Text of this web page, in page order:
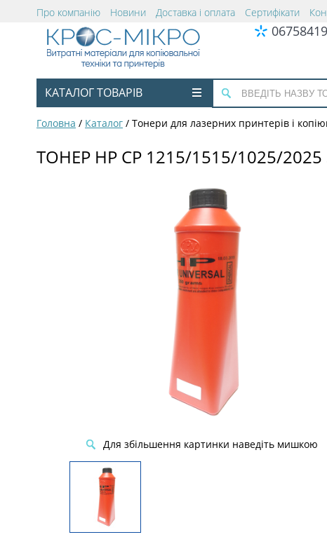
Про компанію Новини Доставка і оплата Сертифікати
КАТАЛОГ ТОВАРІВ
Головна / Каталог / Тонери для лазерних принтерів і
ТОНЕР HP CP 1215/1515/1025/2025
Для збільшення картинки наведіть мишкою